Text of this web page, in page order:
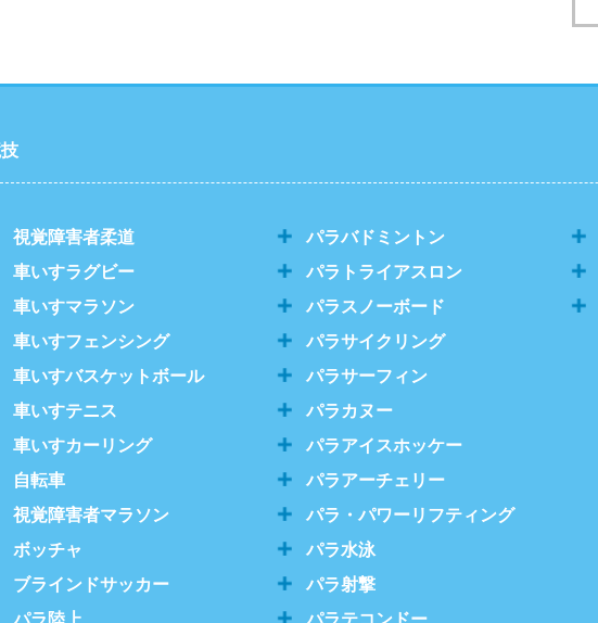
視覚障害者柔道
車いすラグビー
車いすマラソン
車いすフェンシング
車いすバスケットボール
車いすテニス
車いすカーリング
自転車
視覚障害者マラソン
ボッチャ
ブラインドサッカー
パラバドミントン
パラトライアスロン
パラスノーボード
パラサイクリング
パラサーフィン
パラカヌー
パラアイスホッケー
パラアーチェリー
パラ・パワーリフティング
パラ水泳
パラ射撃